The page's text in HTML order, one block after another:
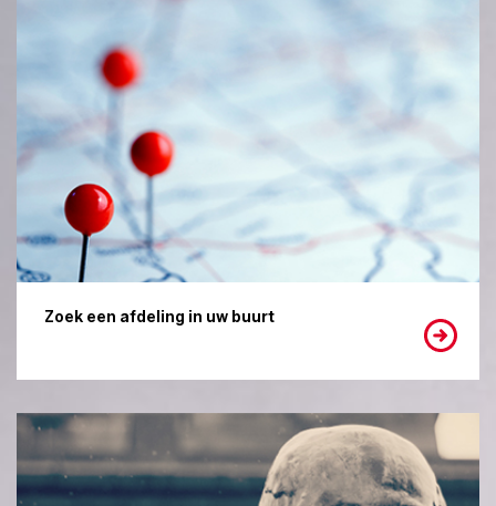
Zoek een afdeling in uw buurt